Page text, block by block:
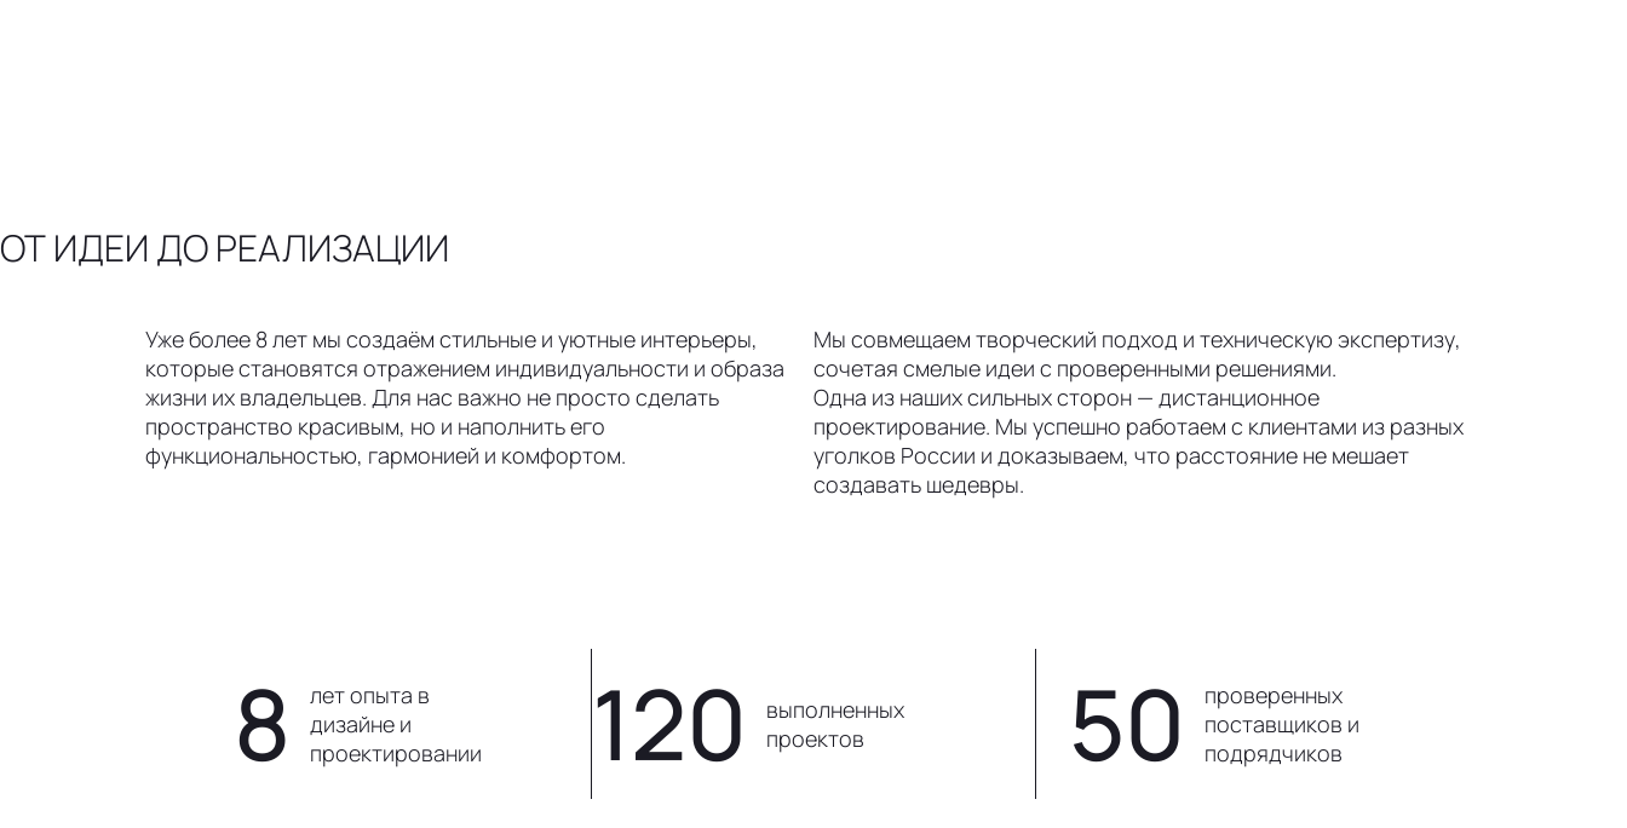
ОТ ИДЕИ ДО РЕАЛИЗАЦИИ
Уже более 8 лет мы создаём стильные и уютные интерьеры,
которые становятся отражением индивидуальности и образа
жизни их владельцев. Для нас важно не просто сделать
пространство красивым, но и наполнить его
функциональностью, гармонией и комфортом.
Мы совмещаем творческий подход и техническую экспертизу,
сочетая смелые идеи с проверенными решениями.
Одна из наших сильных сторон — дистанционное
проектирование. Мы успешно работаем с клиентами из разных
уголков России и доказываем, что расстояние не мешает
создавать шедевры.
лет опыта в
дизайне и
проектировании
8
выполненных
проектов
120
проверенных
поставщиков и
подрядчиков
50